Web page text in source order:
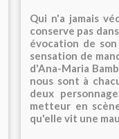
Qui n'a jamais
conserve pas
évocation de
sensation de
d'Ana-Maria
nous sont à
deux
metteur en
qu'elle vit une